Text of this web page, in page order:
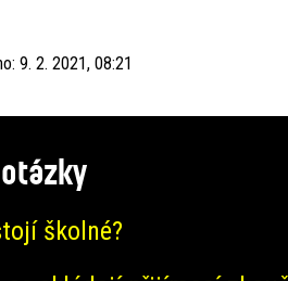
9. 2. 2021, 08:21
školné?